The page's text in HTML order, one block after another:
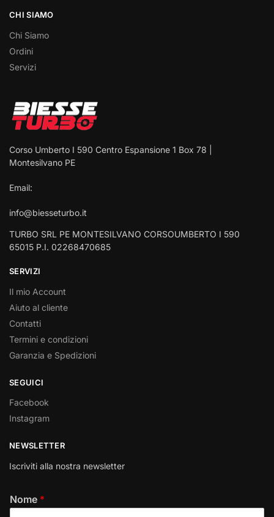
CHI SIAMO
Chi Siamo
Ordini
Servizi
Corso Umberto I 590 Centro Espansione 1 Box 78 |
Montesilvano PE
Email:
info@biesseturbo.it
TURBO SRL PE MONTESILVANO CORSOUMBERTO I 590
65015 P.I. 02268470685
SERVIZI
Il mio Account
Aiuto al cliente
Contatti
Termini e condizioni
Garanzia e Spedizioni
SEGUICI
Facebook
Instagram
NEWSLETTER
Iscriviti alla nostra newsletter
Nome *